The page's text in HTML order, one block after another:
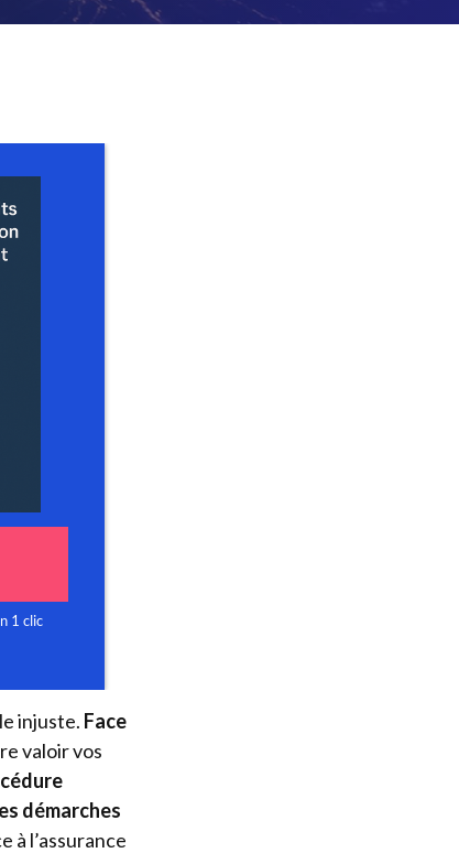
injuste. Face
valoir vos
démarches
l’assurance